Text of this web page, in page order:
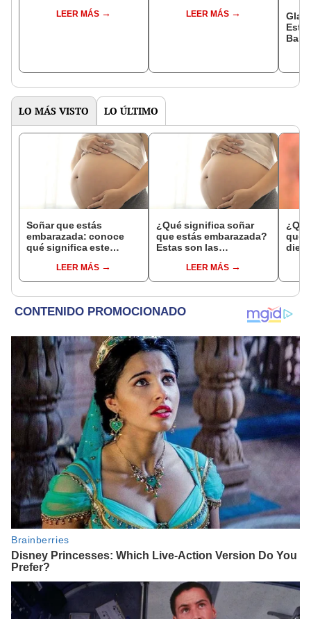
LVBP 2024LEER MÁS
juegos de HOY
LEER MÁS
LO MÁS VISTO LO ÚLTIMO
Soñar que estás
embarazada: conoce
qué significa este
LEER MÁS
¿Qué significa soñar
que estás embarazada?
Estas son las
comunesLEER MÁS
que